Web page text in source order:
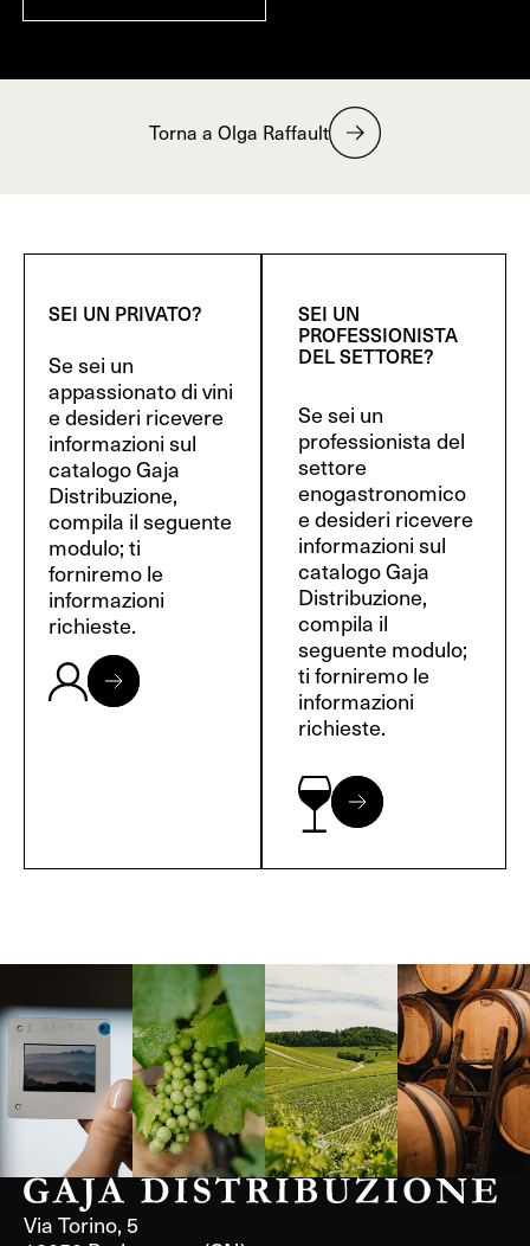
Torna a Olga Raffault
SEI UN PRIVATO?
Se sei un
appassionato di vini
e desideri ricevere
informazioni sul
catalogo Gaja
Distribuzione,
compila il seguente
modulo; ti
forniremo le
informazioni
richieste.
SEI UN
PROFESSIONISTA
DEL SETTORE?
Se sei un
professionista del
settore
enogastronomico
e desideri ricevere
informazioni sul
catalogo Gaja
Distribuzione,
compila il
seguente modulo;
ti forniremo le
informazioni
richieste.
Langa, 1977 Borgogna,
Francia
Borgogna,
Francia
Instagram
Via Torino, 5